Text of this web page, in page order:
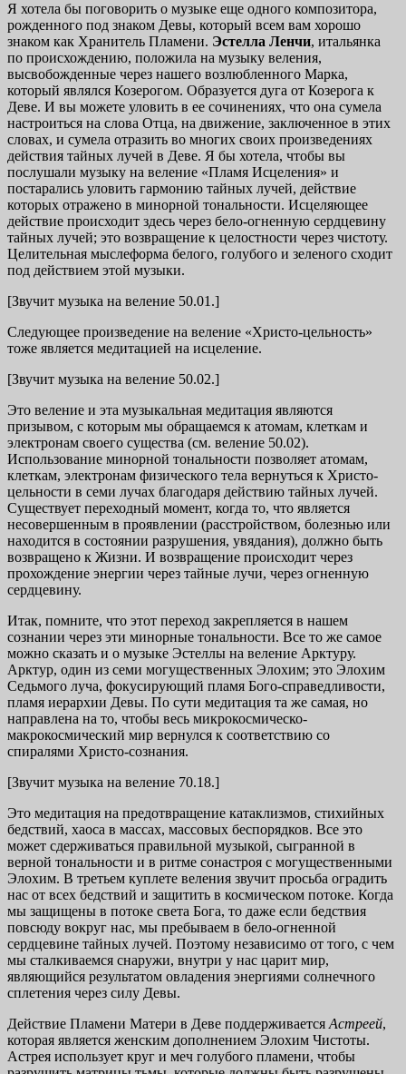
Я хотела бы поговорить о музыке еще одного композитора,
рожденного под знаком Девы, который всем вам хорошо
знаком как Хранитель Пламени. Эстелла Ленчи, итальянка
по происхождению, положила на музыку веления,
высвобожденные через нашего возлюбленного Марка,
который являлся Козерогом. Образуется дуга от Козерога к
Деве. И вы можете уловить в ее сочинениях, что она сумела
настроиться на слова Отца, на движение, заключенное в этих
словах, и сумела отразить во многих своих произведениях
действия тайных лучей в Деве. Я бы хотела, чтобы вы
послушали музыку на веление «Пламя Исцеления» и
постарались уловить гармонию тайных лучей, действие
которых отражено в минорной тональности. Исцеляющее
действие происходит здесь через бело-огненную сердцевину
тайных лучей; это возвращение к целостности через чистоту.
Целительная мыслеформа белого, голубого и зеленого сходит
под действием этой музыки.
[Звучит музыка на веление 50.01.]
Следующее произведение на веление «Христо-цельность»
тоже является медитацией на исцеление.
[Звучит музыка на веление 50.02.]
Это веление и эта музыкальная медитация являются
призывом, с которым мы обращаемся к атомам, клеткам и
электронам своего существа (см. веление 50.02).
Использование минорной тональности позволяет атомам,
клеткам, электронам физического тела вернуться к Христо-
цельности в семи лучах благодаря действию тайных лучей.
Существует переходный момент, когда то, что является
несовершенным в проявлении (расстройством, болезнью или
находится в состоянии разрушения, увядания), должно быть
возвращено к Жизни. И возвращение происходит через
прохождение энергии через тайные лучи, через огненную
сердцевину.
Итак, помните, что этот переход закрепляется в нашем
сознании через эти минорные тональности. Все то же самое
можно сказать и о музыке Эстеллы на веление Арктуру.
Арктур, один из семи могущественных Элохим; это Элохим
Седьмого луча, фокусирующий пламя Бого-справедливости,
пламя иерархии Девы. По сути медитация та же самая, но
направлена на то, чтобы весь микрокосмическо-
макрокосмический мир вернулся к соответствию со
спиралями Христо-сознания.
[Звучит музыка на веление 70.18.]
Это медитация на предотвращение катаклизмов, стихийных
бедствий, хаоса в массах, массовых беспорядков. Все это
может сдерживаться правильной музыкой, сыгранной в
верной тональности и в ритме сонастроя с могущественными
Элохим. В третьем куплете веления звучит просьба оградить
нас от всех бедствий и защитить в космическом потоке. Когда
мы защищены в потоке света Бога, то даже если бедствия
повсюду вокруг нас, мы пребываем в бело-огненной
сердцевине тайных лучей. Поэтому независимо от того, с чем
мы сталкиваемся снаружи, внутри у нас царит мир,
являющийся результатом овладения энергиями солнечного
сплетения через силу Девы.
Действие Пламени Матери в Деве поддерживаетсяАстреей,
которая является женским дополнением Элохим Чистоты.
Астрея использует круг и меч голубого пламени, чтобы